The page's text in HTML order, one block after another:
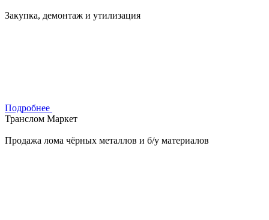
Закупка, демонтаж и утилизация
Подробнее
Транслом Маркет
Продажа лома чёрных металлов и б/у материалов